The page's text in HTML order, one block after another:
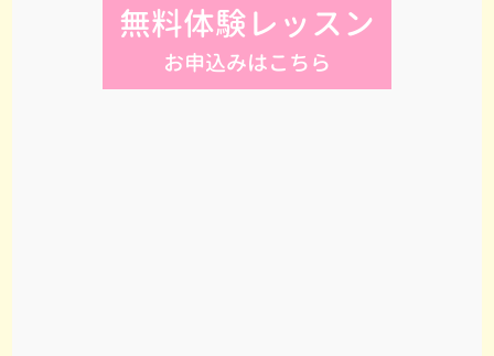
無料体験レッスン
お申込みはこちら